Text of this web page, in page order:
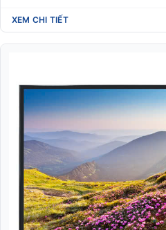
XEM CHI TIẾT